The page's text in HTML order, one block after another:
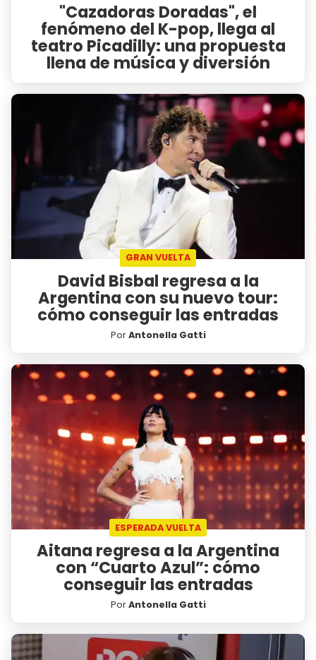
"Cazadoras Doradas", el
fenómeno del K-pop, llega al
teatro Picadilly: una propuesta
llena de música y diversión
GRAN VUELTA
David Bisbal regresa a la
Argentina con su nuevo tour:
cómo conseguir las entradas
PorAntonella Gatti
ESPERADA VUELTA
Aitana regresa a la Argentina
con “Cuarto Azul”: cómo
conseguir las entradas
PorAntonella Gatti